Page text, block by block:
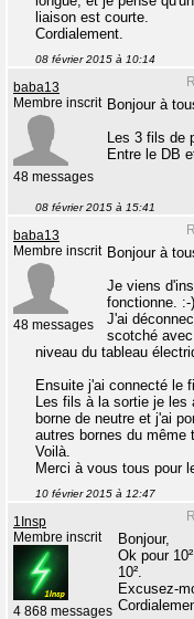
liaison est courte.
Cordialement.
08 février 2015 à 10:14
baba13
Membre inscrit
48 messages
Bonjour à
Les 3 fils de
Entre le DB
08 février 2015 à 15:41
baba13
Membre inscrit
48 messages
Bonjour à
Je viens
fonctionne. :-)
J'ai
scotché
niveau du tableau
Ensuite j'ai connecté le
Les fils à la sortie je les
borne de neutre et j'ai
autres bornes du même
Voilà.
Merci à vous tous pour
10 février 2015 à 12:47
1Insp
Membre inscrit
4 868 messages
Bonjour,
Ok pour
10².
Excusez-